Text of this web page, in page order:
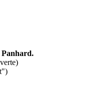
Panhard.